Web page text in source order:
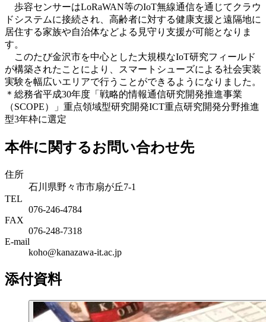
歩容センサーはLoRaWAN等のIoT無線通信を通じてクラウ
ドシステムに接続され、高齢者に対する健康支援と遠隔地に
居住する家族や自治体などよる見守り支援が可能となりま
す。
このたび金沢市を中心とした大規模なIoT研究フィールド
が構築されたことにより、スマートシューズによる社会実装
実験を幅広いエリアで行うことができるようになりました。
＊総務省平成30年度「戦略的情報通信研究開発推進事業
（SCOPE）」重点領域型研究開発ICT重点研究開発分野推進
型3年枠に選定
本件に関するお問い合わせ先
住所
石川県野々市市扇が丘7-1
TEL
076-246-4784
FAX
076-248-7318
E-mail
koho@kanazawa-it.ac.jp
添付資料